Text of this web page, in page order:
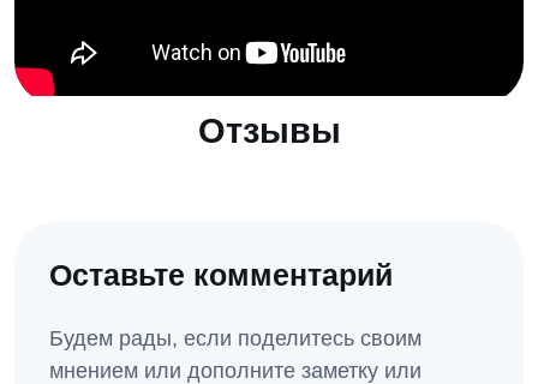
Отзывы
Оставьте комментарий
Будем рады, если поделитесь своим
мнением или дополните заметку или